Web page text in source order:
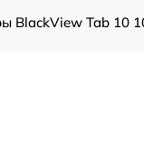
BlackView Tab 10